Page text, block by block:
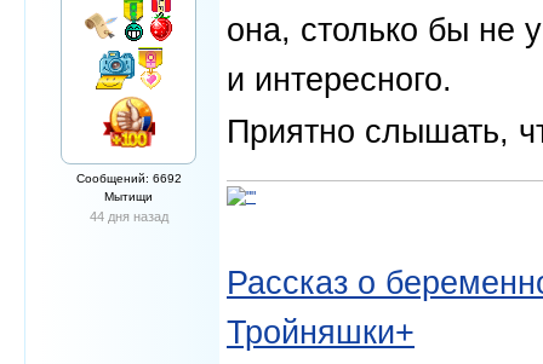
Сообщений: 6692
Мытищи
44 дня назад
она, столько бы не
и интересного.
Приятно слышать,
Рассказ о
Тройняшки+